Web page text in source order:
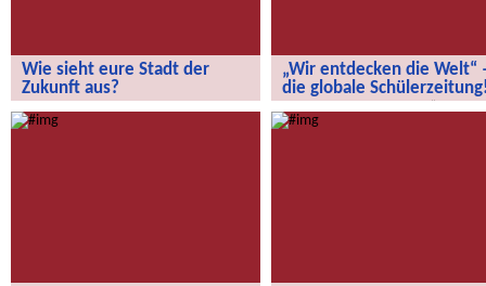
Wie sieht eure Stadt der
Zukunft aus?
„Wir entdecken die Welt“
die globale
globale Schülerzeitung!